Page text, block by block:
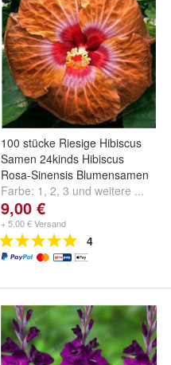
100 stücke Riesige Hibiscus
Samen 24kinds Hibiscus
Rosa-Sinensis Blumensamen
Farbe: 1 , 2, 3 und weitere ...
9,00 €
+ 5,00 € Versand
4